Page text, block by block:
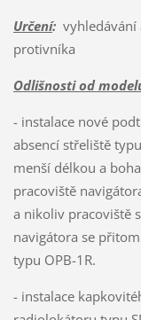
Určení:vyhledávání
protivníka
Odlišnosti od
- instalace nové
absencí střeliště
menší délkou a
pracoviště
a nikoliv pracoviště
navigátora se
typu OPB-1R.
- instalace